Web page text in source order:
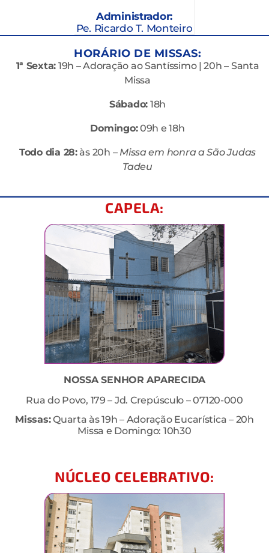
Administrador:
Pe. Ricardo T. Monteiro
HORÁRIO DE MISSAS:
1ª Sexta: 19h – Adoração ao Santíssimo | 20h – Santa
Missa
Sábado: 18h
Domingo:09h e 18h
Todo dia 28:às 20h – Missa em honra a São Judas
Tadeu
CAPELA:
NOSSA SENHOR APARECIDA
Rua do Povo, 179 – Jd. Crepúsculo – 07120-000
Missas:Quarta às 19h – Adoração Eucarística – 20h
Missa e Domingo: 10h30
NÚCLEO CELEBRATIVO: